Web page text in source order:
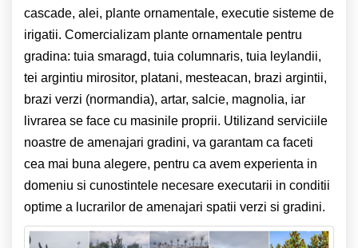
cascade, alei, plante ornamentale, executie sisteme de
irigatii. Comercializam plante ornamentale pentru
gradina: tuia smaragd, tuia columnaris, tuia leylandii,
tei argintiu mirositor, platani, mesteacan, brazi argintii,
brazi verzi (normandia), artar, salcie, magnolia, iar
livrarea se face cu masinile proprii. Utilizand serviciile
noastre de amenajari gradini, va garantam ca faceti
cea mai buna alegere, pentru ca avem experienta in
domeniu si cunostintele necesare executarii in conditii
optime a lucrarilor de amenajari spatii verzi si gradini.